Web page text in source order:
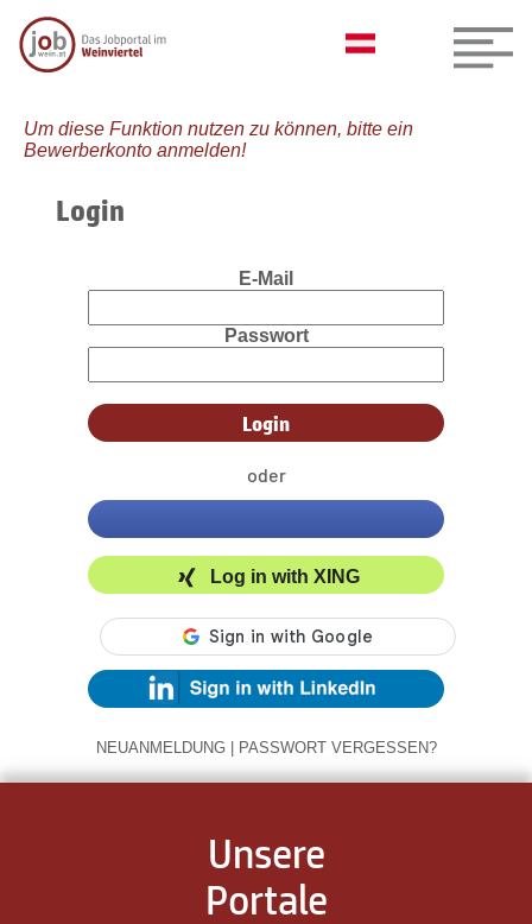
Um diese Funktion nutzen zu können, bitte ein
Bewerberkonto anmelden!
Login
E-Mail
Passwort
oder
Log in with XING
NEUANMELDUNG | PASSWORT VERGESSEN?
Unsere
Portale